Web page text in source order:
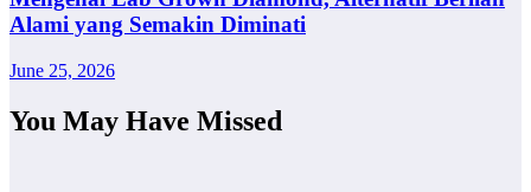
Alami yang Semakin Diminati
June 25, 2026
You May Have Missed